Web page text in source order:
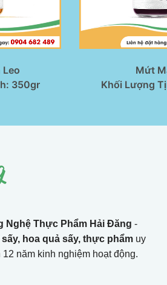
350gr
Mứt
Khối Lượng
Nghệ Thực Phẩm Hải Đăng -
hoa quả sấy, thực phẩm uy
năm kinh nghiệm hoạt động.